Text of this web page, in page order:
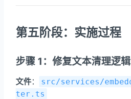
第五阶段：实施过程
步骤 1：修复文本清理逻辑
文件：
src/services/
ter.ts